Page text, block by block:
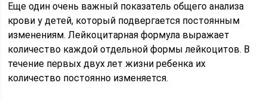
Еще один очень важный показатель общего анализа
крови у детей, который подвергается постоянным
изменениям. Лейкоцитарная формула выражает
количество каждой отдельной формы лейкоцитов. В
течение первых двух лет жизни ребенка их
количество постоянно изменяется.